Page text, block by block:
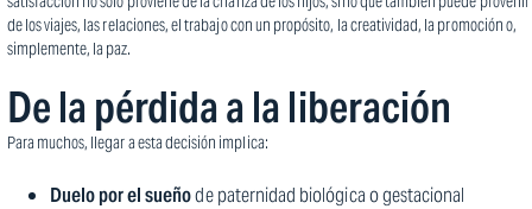
de los viajes, las relaciones, el trabajo con un propósito, la creatividad, la promoción o,
simplemente, la paz.
De la pérdida a la liberación
Para muchos, llegar a esta decisión implica:
Duelo por el sueñode paternidad biológica o gestacional